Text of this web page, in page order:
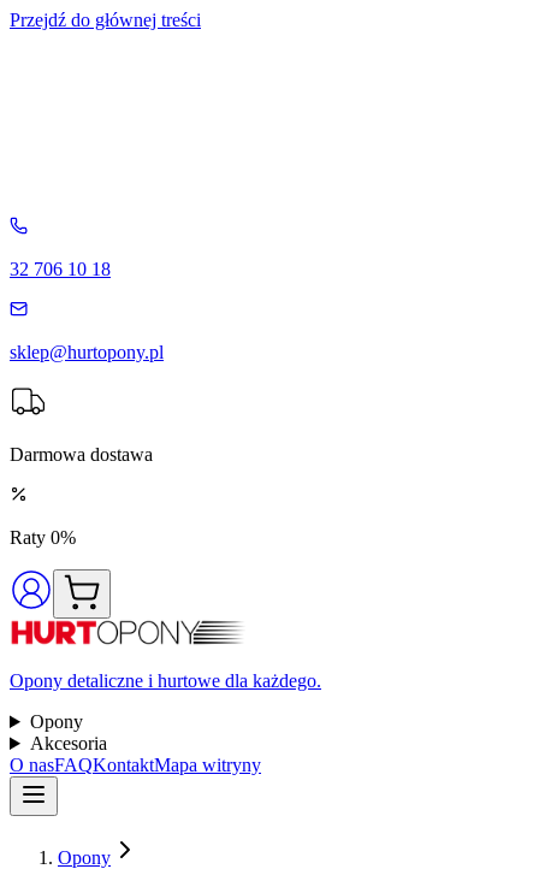
Przejdź do głównej treści
32 706 10 18
sklep@hurtopony.pl
Darmowa dostawa
Raty 0%
Opony detaliczne i hurtowe dla każdego.
Opony
Akcesoria
O nasFAQKontaktMapa witryny
Opony